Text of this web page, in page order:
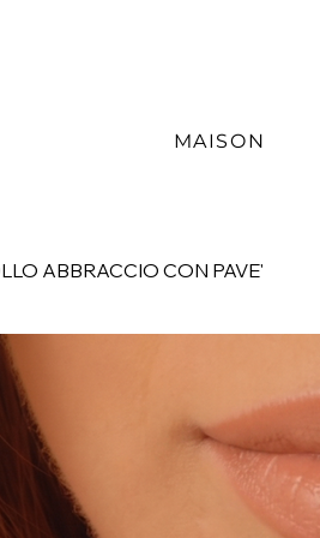
MAISON
ABBRACCIO CON PAVE'